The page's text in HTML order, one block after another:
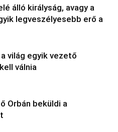
álló királyság, avagy a
legveszélyesebb erő a
világ egyik vezető
válnia
Orbán beküldi a